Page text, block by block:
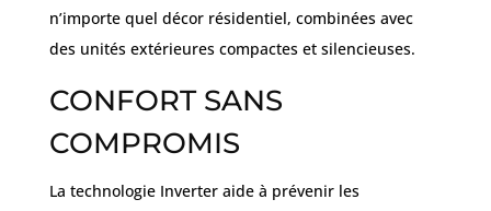
n’importe quel décor résidentiel, combinées avec
des unités extérieures compactes et silencieuses.
CONFORT SANS
COMPROMIS
La technologie Inverter aide à prévenir les